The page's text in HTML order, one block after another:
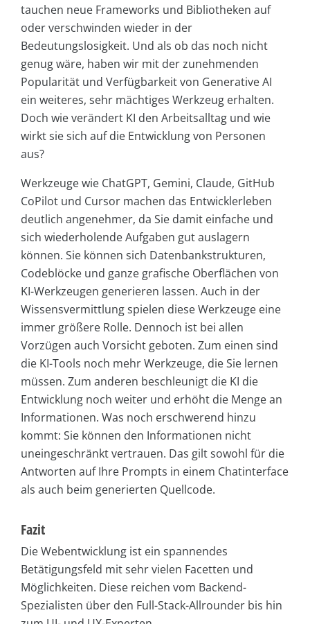
tauchen neue Frameworks und Bibliotheken auf
oder verschwinden wieder in der
Bedeutungslosigkeit. Und als ob das noch nicht
genug wäre, haben wir mit der zunehmenden
Popularität und Verfügbarkeit von Generative AI
ein weiteres, sehr mächtiges Werkzeug erhalten.
Doch wie verändert KI den Arbeitsalltag und wie
wirkt sie sich auf die Entwicklung von Personen
aus?
Werkzeuge wie ChatGPT, Gemini, Claude, GitHub
CoPilot und Cursor machen das Entwicklerleben
deutlich angenehmer, da Sie damit einfache und
sich wiederholende Aufgaben gut auslagern
können. Sie können sich Datenbankstrukturen,
Codeblöcke und ganze grafische Oberflächen von
KI-Werkzeugen generieren lassen. Auch in der
Wissensvermittlung spielen diese Werkzeuge eine
immer größere Rolle. Dennoch ist bei allen
Vorzügen auch Vorsicht geboten. Zum einen sind
die KI-Tools noch mehr Werkzeuge, die Sie lernen
müssen. Zum anderen beschleunigt die KI die
Entwicklung noch weiter und erhöht die Menge an
Informationen. Was noch erschwerend hinzu
kommt: Sie können den Informationen nicht
uneingeschränkt vertrauen. Das gilt sowohl für die
Antworten auf Ihre Prompts in einem Chatinterface
als auch beim generierten Quellcode.
Fazit
Die Webentwicklung ist ein spannendes
Betätigungsfeld mit sehr vielen Facetten und
Möglichkeiten. Diese reichen vom Backend-
Spezialisten über den Full-Stack-Allrounder bis hin